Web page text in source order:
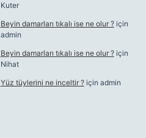
Kuter
Beyin damarları tıkalı ise ne olur ?için
admin
Beyin damarları tıkalı ise ne olur ?için
Nihat
Yüz tüylerini ne inceltir ?için admin